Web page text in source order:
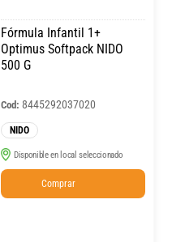
Fórmula Infantil 1+
Optimus Softpack NIDO
500 G
Cod: 8445292037020
NIDO
Disponible en local seleccionado
Comprar